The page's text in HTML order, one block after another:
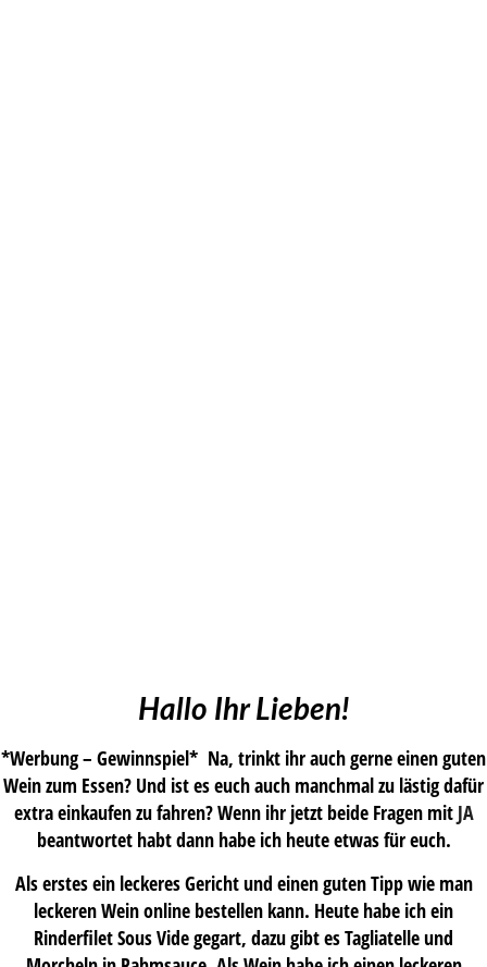
Hallo Ihr Lieben!
*Werbung – Gewinnspiel* Na, trinkt ihr auch gerne einen guten
Wein zum Essen? Und ist es euch auch manchmal zu lästig dafür
extra einkaufen zu fahren? Wenn ihr jetzt beide Fragen mit JA
beantwortet habt dann habe ich heute etwas für euch.
Als erstes ein leckeres Gericht und einen guten Tipp wie man
leckeren Wein online bestellen kann. Heute habe ich ein
Rinderfilet Sous Vide gegart, dazu gibt es Tagliatelle und